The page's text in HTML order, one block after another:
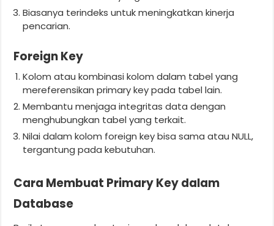
Biasanya terindeks untuk meningkatkan kinerja
pencarian.
Foreign Key
Kolom atau kombinasi kolom dalam tabel yang
mereferensikan primary key pada tabel lain.
Membantu menjaga integritas data dengan
menghubungkan tabel yang terkait.
Nilai dalam kolom foreign key bisa sama atau NULL,
tergantung pada kebutuhan.
Cara Membuat Primary Key dalam
Database